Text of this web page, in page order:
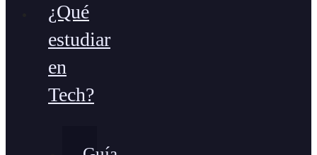
¿Qué
estudiar
en
Tech?